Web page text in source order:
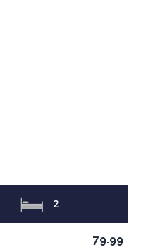
2
79.99